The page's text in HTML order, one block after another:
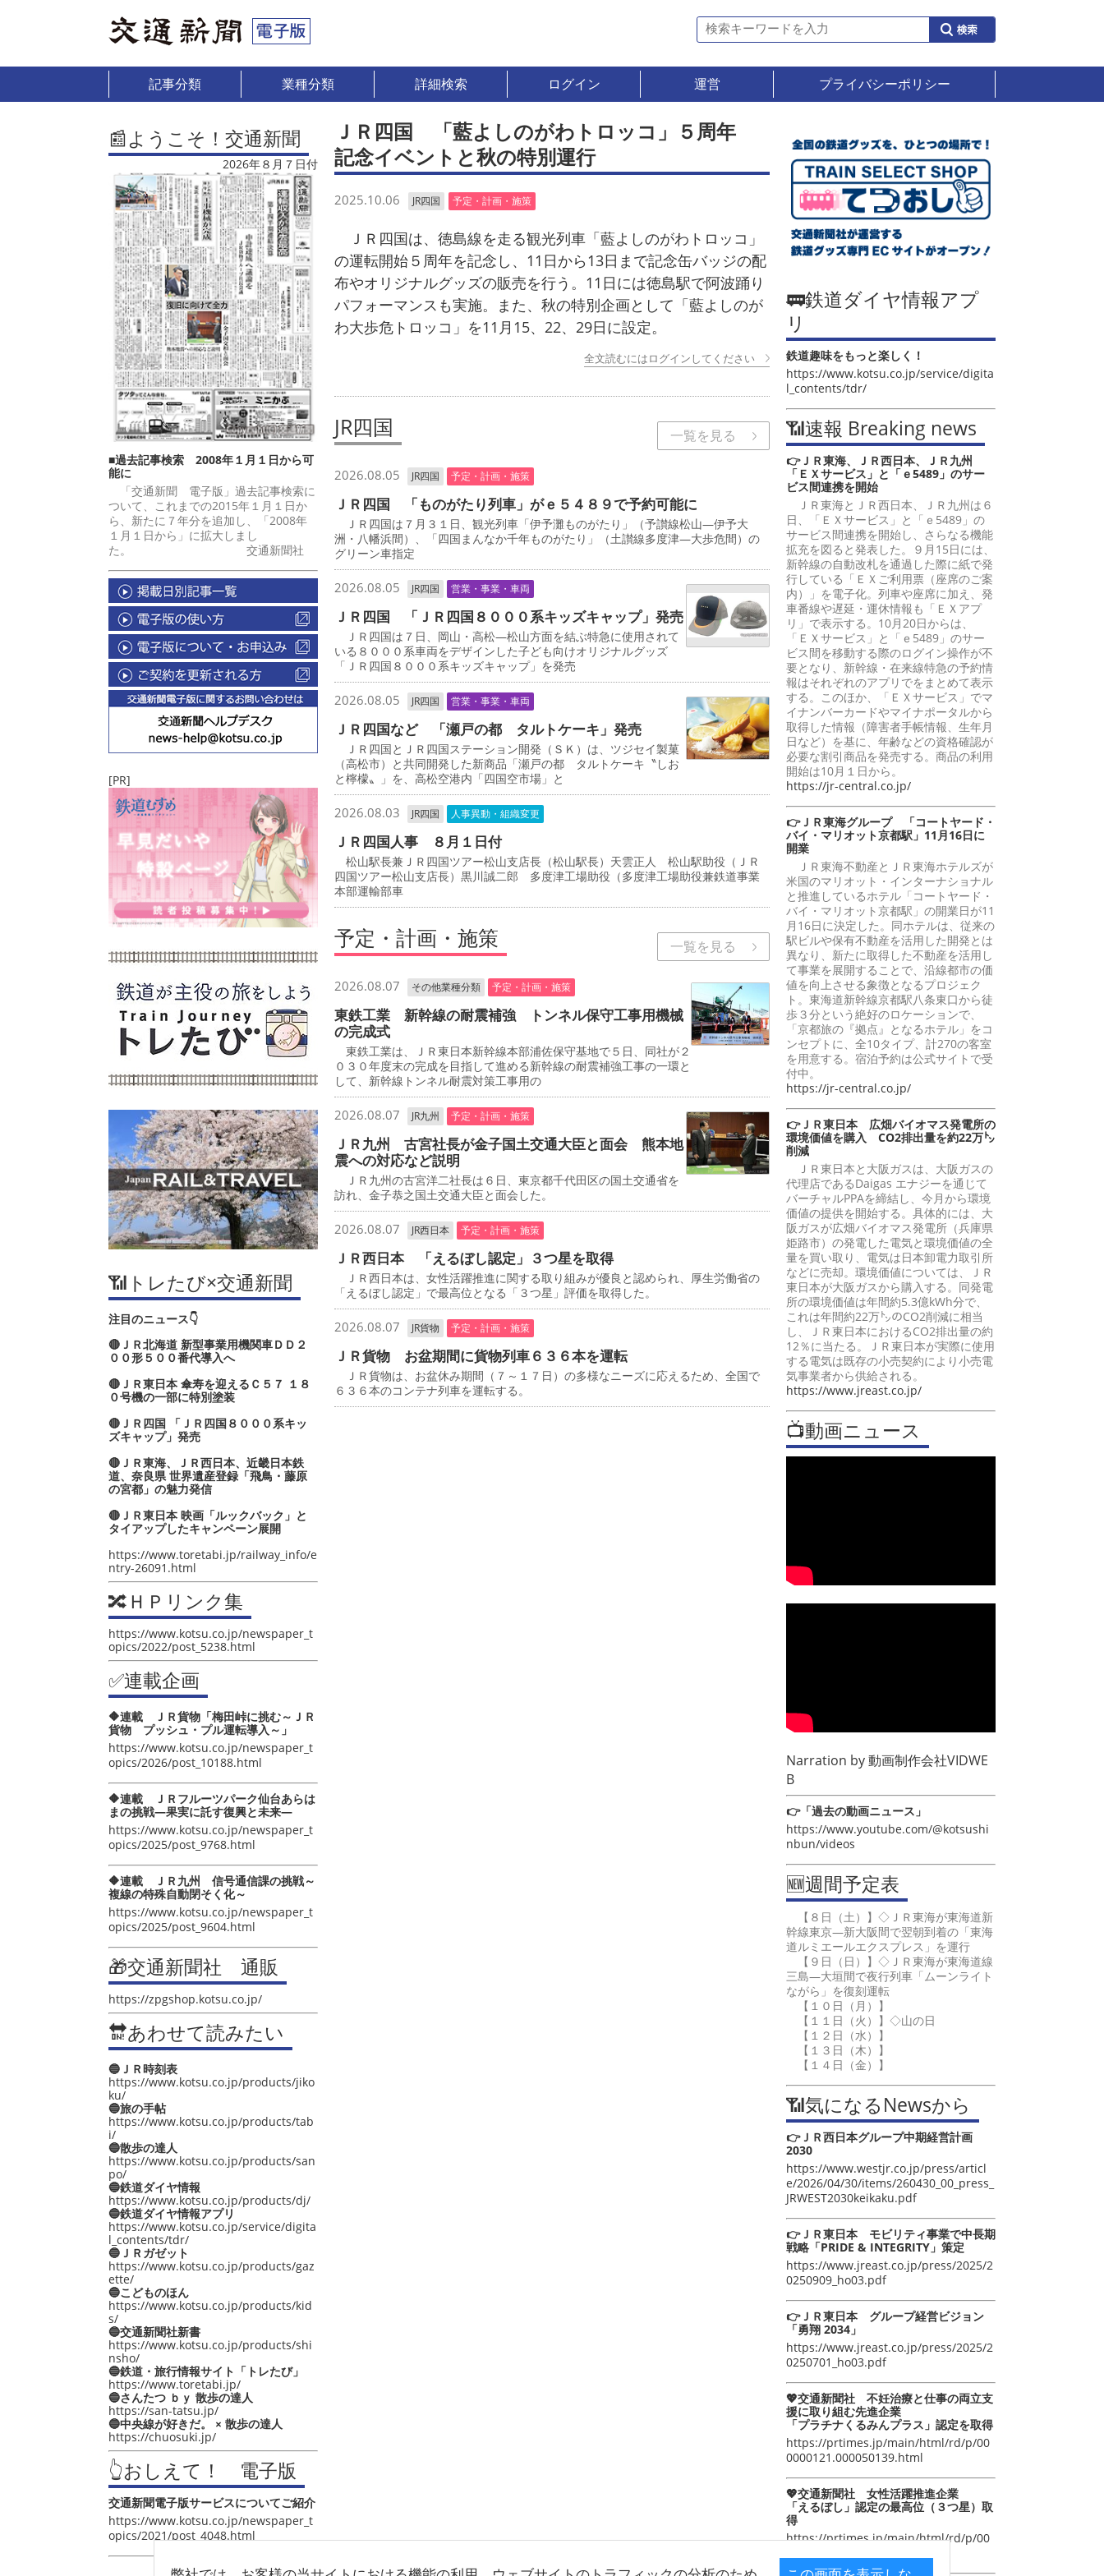
記事分類 業種分類 詳細検索 ログイン 運営 プライバシーポリシー
📰ようこそ！交通新聞
2026年８月７日付
■過去記事検索 2008年１月１日から可
能に
「交通新聞 電子版」過去記事検索に
ついて、これまでの2015年１月１日か
ら、新たに７年分を追加し、「2008年
１月１日から」に拡大しまし
た。 交通新聞社
[PR]
📶トレたび×交通新聞
注目のニュース👇
🔴ＪＲ北海道 新型事業用機関車ＤＤ２
００形５００番代導入へ
🔴ＪＲ東日本 傘寿を迎えるＣ５７ １８
０号機の一部に特別塗装
🔴ＪＲ四国 「ＪＲ四国８０００系キッ
ズキャップ」発売
🔴ＪＲ東海、ＪＲ西日本、近畿日本鉄
道、奈良県 世界遺産登録「飛鳥・藤原
の宮都」の魅力発信
🔴ＪＲ東日本 映画「ルックバック」と
タイアップしたキャンペーン展開
https://www.toretabi.jp/railway_info/e
ntry-26091.html
🔀ＨＰリンク集
https://www.kotsu.co.jp/newspaper_t
opics/2022/post_5238.html
✅連載企画
🔶連載 ＪＲ貨物「梅田峠に挑む～ＪＲ
貨物 プッシュ・プル運転導入～」
https://www.kotsu.co.jp/newspaper_t
opics/2026/post_10188.html
🔶連載 ＪＲフルーツパーク仙台あらは
まの挑戦―果実に託す復興と未来―
https://www.kotsu.co.jp/newspaper_t
opics/2025/post_9768.html
🔶連載 ＪＲ九州 信号通信課の挑戦～
複線の特殊自動閉そく化～
https://www.kotsu.co.jp/newspaper_t
opics/2025/post_9604.html
🎁交通新聞社 通販
https://zpgshop.kotsu.co.jp/
🔛あわせて読みたい
🔵ＪＲ時刻表
https://www.kotsu.co.jp/products/jiko
ku/
🔵旅の手帖
https://www.kotsu.co.jp/products/tab
i/
🔵散歩の達人
https://www.kotsu.co.jp/products/san
po/
🔵鉄道ダイヤ情報
https://www.kotsu.co.jp/products/dj/
🔵鉄道ダイヤ情報アプリ
https://www.kotsu.co.jp/service/digita
l_contents/tdr/
🔵ＪＲガゼット
https://www.kotsu.co.jp/products/gaz
ette/
🔵こどものほん
https://www.kotsu.co.jp/products/kid
s/
🔵交通新聞社新書
https://www.kotsu.co.jp/products/shi
nsho/
🔵鉄道・旅行情報サイト「トレたび」
https://www.toretabi.jp/
🔵さんたつ ｂｙ 散歩の達人
https://san-tatsu.jp/
🔵中央線が好きだ。 × 散歩の達人
https://chuosuki.jp/
👆おしえて！ 電子版
交通新聞電子版サービスについてご紹介
https://www.kotsu.co.jp/newspaper_t
opics/2021/post_4048.html
ＪＲ四国 「藍よしのがわトロッコ」５周年
記念イベントと秋の特別運行
2025.10.06 JR四国 予定・計画・施策
ＪＲ四国は、徳島線を走る観光列車「藍よしのがわトロッコ」
の運転開始５周年を記念し、11日から13日まで記念缶バッジの配
布やオリジナルグッズの販売を行う。11日には徳島駅で阿波踊り
パフォーマンスも実施。また、秋の特別企画として「藍よしのが
わ大歩危トロッコ」を11月15、22、29日に設定。
全文読むにはログインしてください
JR四国 一覧を見る
2026.08.05 JR四国 予定・計画・施策
ＪＲ四国 「ものがたり列車」がｅ５４８９で予約可能に
ＪＲ四国は７月３１日、観光列車「伊予灘ものがたり」（予讃線松山―伊予大
洲・八幡浜間）、「四国まんなか千年ものがたり」（土讃線多度津―大歩危間）の
グリーン車指定
2026.08.05 JR四国 営業・事業・車両
ＪＲ四国 「ＪＲ四国８０００系キッズキャップ」発売
ＪＲ四国は７日、岡山・高松―松山方面を結ぶ特急に使用されて
いる８０００系車両をデザインした子ども向けオリジナルグッズ
「ＪＲ四国８０００系キッズキャップ」を発売
2026.08.05 JR四国 営業・事業・車両
ＪＲ四国など 「瀬戸の都 タルトケーキ」発売
ＪＲ四国とＪＲ四国ステーション開発（ＳＫ）は、ツジセイ製菓
（高松市）と共同開発した新商品「瀬戸の都 タルトケーキ〝しお
と檸檬〟」を、高松空港内「四国空市場」と
2026.08.03 JR四国 人事異動・組織変更
ＪＲ四国人事 ８月１日付
松山駅長兼ＪＲ四国ツアー松山支店長（松山駅長）天雲正人 松山駅助役（ＪＲ
四国ツアー松山支店長）黒川誠二郎 多度津工場助役（多度津工場助役兼鉄道事業
本部運輸部車
予定・計画・施策 一覧を見る
2026.08.07 その他業種分類 予定・計画・施策
東鉄工業 新幹線の耐震補強 トンネル保守工事用機械
の完成式
東鉄工業は、ＪＲ東日本新幹線本部浦佐保守基地で５日、同社が２
０３０年度末の完成を目指して進める新幹線の耐震補強工事の一環と
して、新幹線トンネル耐震対策工事用の
2026.08.07 JR九州 予定・計画・施策
ＪＲ九州 古宮社長が金子国土交通大臣と面会 熊本地
震への対応など説明
ＪＲ九州の古宮洋二社長は６日、東京都千代田区の国土交通省を
訪れ、金子恭之国土交通大臣と面会した。
2026.08.07 JR西日本 予定・計画・施策
ＪＲ西日本 「えるぼし認定」３つ星を取得
ＪＲ西日本は、女性活躍推進に関する取り組みが優良と認められ、厚生労働省の
「えるぼし認定」で最高位となる「３つ星」評価を取得した。
2026.08.07 JR貨物 予定・計画・施策
ＪＲ貨物 お盆期間に貨物列車６３６本を運転
ＪＲ貨物は、お盆休み期間（７～１７日）の多様なニーズに応えるため、全国で
６３６本のコンテナ列車を運転する。
🚃鉄道ダイヤ情報アプ
リ
鉄道趣味をもっと楽しく！
https://www.kotsu.co.jp/service/digita
l_contents/tdr/
📶速報 Breaking news
👉ＪＲ東海、ＪＲ西日本、ＪＲ九州
「ＥＸサービス」と「ｅ5489」のサー
ビス間連携を開始
ＪＲ東海とＪＲ西日本、ＪＲ九州は６
日、「ＥＸサービス」と「ｅ5489」の
サービス間連携を開始し、さらなる機能
拡充を図ると発表した。９月15日には、
新幹線の自動改札を通過した際に紙で発
行している「ＥＸご利用票（座席のご案
内）」を電子化。列車や座席に加え、発
車番線や遅延・運休情報も「ＥＸアプ
リ」で表示する。10月20日からは、
「ＥＸサービス」と「ｅ5489」のサー
ビス間を移動する際のログイン操作が不
要となり、新幹線・在来線特急の予約情
報はそれぞれのアプリでをまとめて表示
する。このほか、「ＥＸサービス」でマ
イナンバーカードやマイナポータルから
取得した情報（障害者手帳情報、生年月
日など）を基に、年齢などの資格確認が
必要な割引商品を発売する。商品の利用
開始は10月１日から。
https://jr-central.co.jp/
👉ＪＲ東海グループ 「コートヤード・
バイ・マリオット京都駅」11月16日に
開業
ＪＲ東海不動産とＪＲ東海ホテルズが
米国のマリオット・インターナショナル
と推進しているホテル「コートヤード・
バイ・マリオット京都駅」の開業日が11
月16日に決定した。同ホテルは、従来の
駅ビルや保有不動産を活用した開発とは
異なり、新たに取得した不動産を活用し
て事業を展開することで、沿線都市の価
値を向上させる象徴となるプロジェク
ト。東海道新幹線京都駅八条東口から徒
歩３分という絶好のロケーションで、
「京都旅の『拠点』となるホテル」をコ
ンセプトに、全10タイプ、計270の客室
を用意する。宿泊予約は公式サイトで受
付中。
https://jr-central.co.jp/
👉ＪＲ東日本 広畑バイオマス発電所の
環境価値を購入 CO2排出量を約22万㌧
削減
ＪＲ東日本と大阪ガスは、大阪ガスの
代理店であるDaigas エナジーを通じて
バーチャルPPAを締結し、今月から環境
価値の提供を開始する。具体的には、大
阪ガスが広畑バイオマス発電所（兵庫県
姫路市）の発電した電気と環境価値の全
量を買い取り、電気は日本卸電力取引所
などに売却。環境価値については、ＪＲ
東日本が大阪ガスから購入する。同発電
所の環境価値は年間約5.3億kWh分で、
これは年間約22万㌧のCO2削減に相当
し、ＪＲ東日本におけるCO2排出量の約
12％に当たる。ＪＲ東日本が実際に使用
する電気は既存の小売契約により小売電
気事業者から供給される。
https://www.jreast.co.jp/
📺動画ニュース
Narration by動画制作会社VIDWE
B
👉「過去の動画ニュース」
https://www.youtube.com/@kotsushi
nbun/videos
🆕週間予定表
【８日（土）】◇ＪＲ東海が東海道新
幹線東京―新大阪間で翌朝到着の「東海
道ルミエールエクスプレス」を運行
【９日（日）】◇ＪＲ東海が東海道線
三島―大垣間で夜行列車「ムーンライト
ながら」を復刻運転
【１０日（月）】
【１１日（火）】◇山の日
【１２日（水）】
【１３日（木）】
【１４日（金）】
📶気になるNewsから
👉ＪＲ西日本グループ中期経営計画
2030
https://www.westjr.co.jp/press/articl
e/2026/04/30/items/260430_00_press_
JRWEST2030keikaku.pdf
👉ＪＲ東日本 モビリティ事業で中長期
戦略「PRIDE & INTEGRITY」策定
https://www.jreast.co.jp/press/2025/2
0250909_ho03.pdf
👉ＪＲ東日本 グループ経営ビジョン
「勇翔 2034」
https://www.jreast.co.jp/press/2025/2
0250701_ho03.pdf
💖交通新聞社 不妊治療と仕事の両立支
援に取り組む先進企業
「プラチナくるみんプラス」認定を取得
https://prtimes.jp/main/html/rd/p/00
0000121.000050139.html
💖交通新聞社 女性活躍推進企業
「えるぼし」認定の最高位（３つ星）取
得
https://prtimes.jp/main/html/rd/p/00